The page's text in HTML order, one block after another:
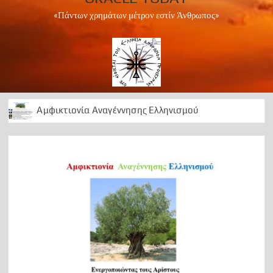
«Πάντων χρημάτων μέτρον εστίν Άνθρωπος»
Αμφικτιονία Αναγέννησης Ελληνισμού
Αρχαίοι Δελφοί: Διαχρονική ωδή στο Απολλώνειο φως
50 Χρόνια ….μεταξεταστέας μεταπολίτευσης
1974 ΕΠΙΣΤΡΑΤΕΥΣΗ
Can we foresee the future?
OΡΑ ΤΟ ΜΕΛΛΟΝ
A Lesson in History